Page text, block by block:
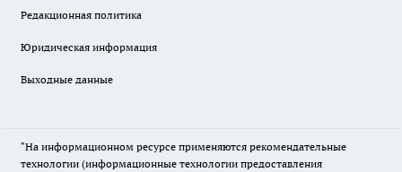
Редакционная политика
Юридическая информация
Выходные данные
"На информационном ресурсе применяются рекомендательные
технологии (информационные технологии предоставления